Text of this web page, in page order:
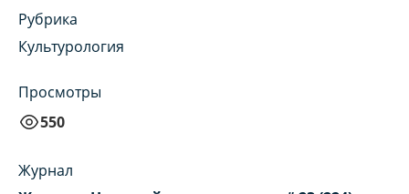
Рубрика
Культурология
Просмотры
550
Журнал